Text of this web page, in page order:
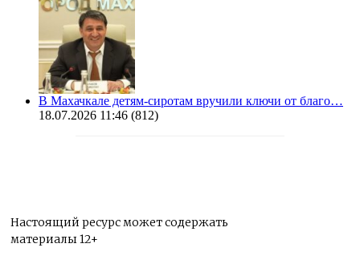
В Махачкале детям-сиротам вручили ключи от благо…
18.07.2026 11:46 (812)
Настоящий ресурс может содержать
материалы 12+